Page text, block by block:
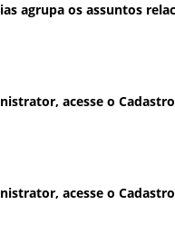
agrupa os assuntos
acesse o
acesse o